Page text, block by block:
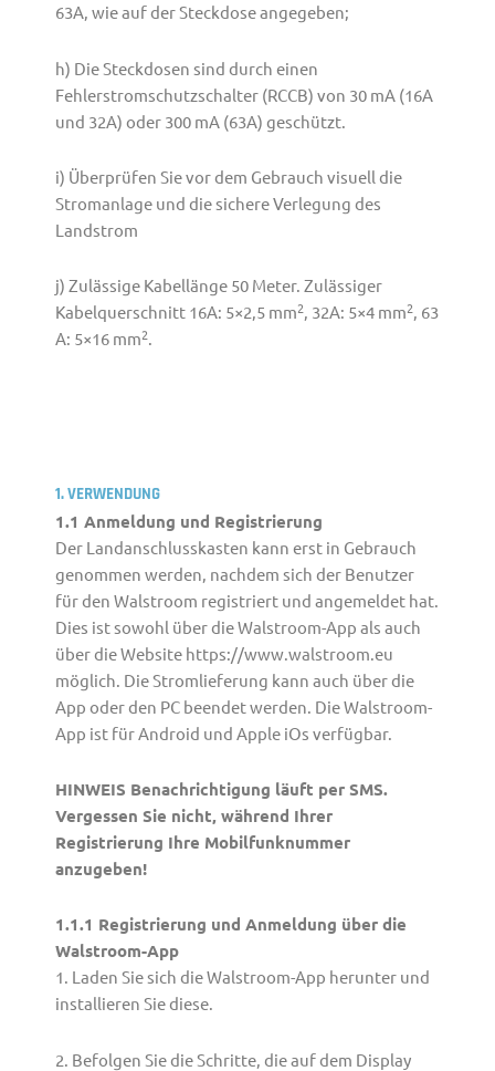
63A, wie auf der Steckdose angegeben;
h) Die Steckdosen sind durch einen
Fehlerstromschutzschalter (RCCB) von 30 mA (16A
und 32A) oder 300 mA (63A) geschützt.
i) Überprüfen Sie vor dem Gebrauch visuell die
Stromanlage und die sichere Verlegung des
Landstrom
j) Zulässige Kabellänge 50 Meter.­­­ Zulässiger
Kabelquerschnitt 16A: 5×2,5 mm2, 32A: 5×4 mm2, 63
A: 5×16 mm2.
1. VERWENDUNG
1.1 Anmeldung und Registrierung
Der Landanschlusskasten kann erst in Gebrauch
genommen werden, nachdem sich der Benutzer
für den Walstroom registriert und angemeldet hat.
Dies ist sowohl über die Walstroom-App als auch
über die Website https://www.walstroom.eu
möglich. Die Stromlieferung kann auch über die
App oder den PC beendet werden. Die Walstroom-
App ist für Android und Apple iOs verfügbar.
HINWEIS Benachrichtigung läuft per SMS.
Vergessen Sie nicht, während Ihrer
Registrierung Ihre Mobilfunknummer
anzugeben!
1.1.1 Registrierung und Anmeldung über die
Walstroom-App
1. Laden Sie sich die Walstroom-App herunter und
installieren Sie diese.
2. Befolgen Sie die Schritte, die auf dem Display